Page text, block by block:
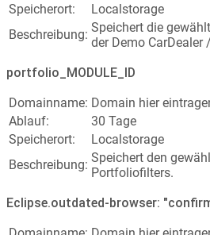
Speicherort:
Localstorage
Beschreibung: Speichert die
der Demo
portfolio_MODULE_ID
Domainname: Domain hier
Ablauf:
30 Tage
Speicherort:
Localstorage
Beschreibung: Speichert den
Portfoliofilters.
Eclipse.outdated-browser: